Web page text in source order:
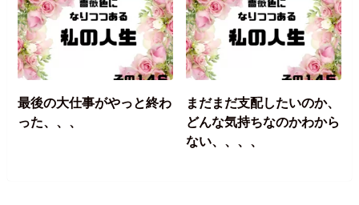
最後の大仕事がやっと終わ
った、、、
まだまだ支配したいのか、
どんな気持ちなのかわから
ない、、、、